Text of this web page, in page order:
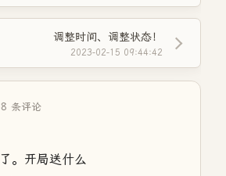
调整时间、调整状态！
2023-02-15 09:44:42
条评论
。开局送什么